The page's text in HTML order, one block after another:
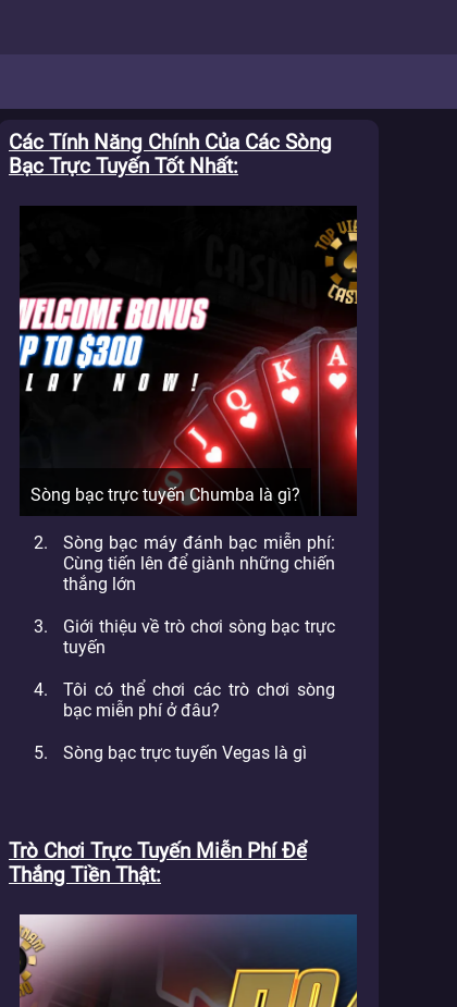
Các Tính Năng Chính Của Các Sòng
Bạc Trực Tuyến Tốt Nhất
Sòng bạc trực tuyến Chumba là gì?
Sòng bạc máy đánh bạc miễn phí:
Cùng tiến lên để giành những chiến
thắng lớn
Giới thiệu về trò chơi sòng bạc trực
tuyến
Tôi có thể chơi các trò chơi sòng
bạc miễn phí ở đâu?
Sòng bạc trực tuyến Vegas là gì
Trò Chơi Trực Tuyến Miễn Phí Để
Thắng Tiền Thật